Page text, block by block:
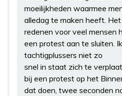
moeilijkheden waarmee
alledag te maken heeft.
redenen voor veel mensen
een protest aan te sluiten.
tachtigplussers niet zo
snel in staat zich te
bij een protest op het
dat doen, twee seconden